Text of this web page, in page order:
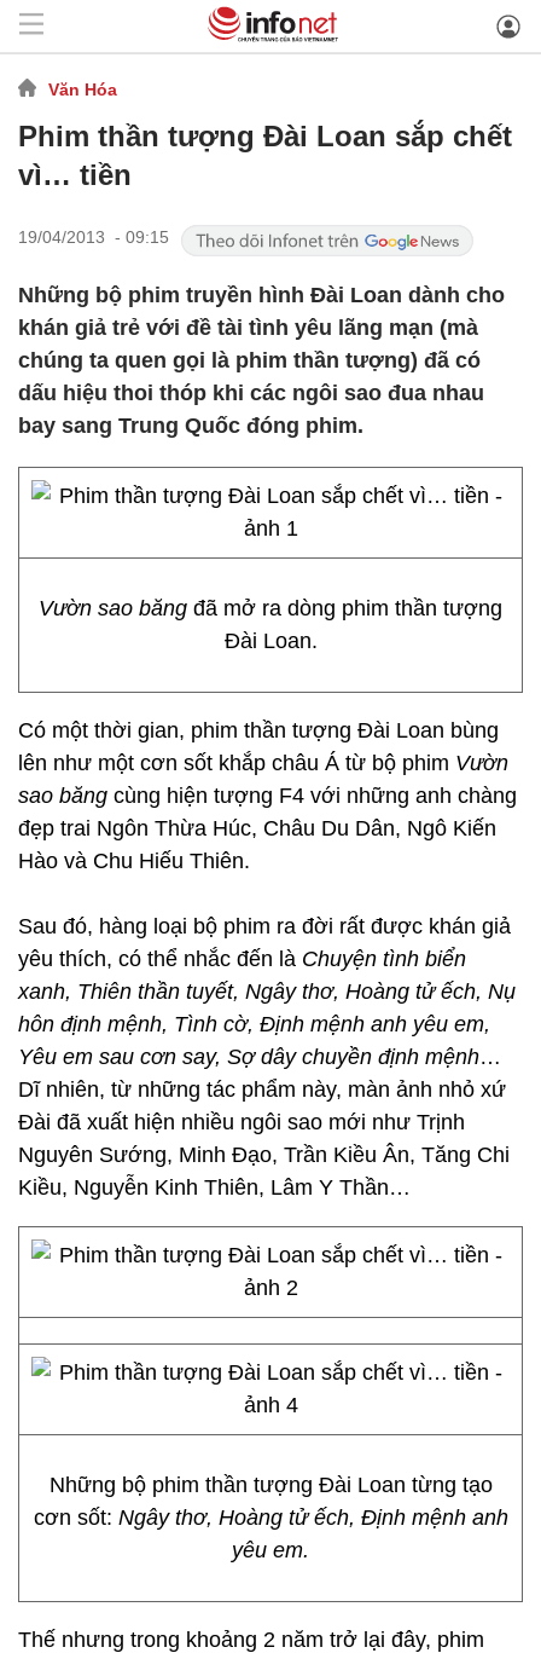
Văn Hóa
Phim thần tượng Đài Loan sắp chết
vì… tiền
19/04/2013 - 09:15
Những bộ phim truyền hình Đài Loan dành cho
khán giả trẻ với đề tài tình yêu lãng mạn (mà
chúng ta quen gọi là phim thần tượng) đã có
dấu hiệu thoi thóp khi các ngôi sao đua nhau
bay sang Trung Quốc đóng phim.
Vườn sao băng đã mở ra dòng phim thần tượng
Đài Loan.
Có một thời gian, phim thần tượng Đài Loan bùng
lên như một cơn sốt khắp châu Á từ bộ phim Vườn
sao băng cùng hiện tượng F4 với những anh chàng
đẹp trai Ngôn Thừa Húc, Châu Du Dân, Ngô Kiến
Hào và Chu Hiếu Thiên.
Sau đó, hàng loại bộ phim ra đời rất được khán giả
yêu thích, có thể nhắc đến là Chuyện tình biển
xanh, Thiên thần tuyết, Ngây thơ, Hoàng tử ếch, Nụ
hôn định mệnh, Tình cờ, Định mệnh anh yêu em,
Yêu em sau cơn say, Sợ dây chuyền định mệnh…
Dĩ nhiên, từ những tác phẩm này, màn ảnh nhỏ xứ
Đài đã xuất hiện nhiều ngôi sao mới như Trịnh
Nguyên Sướng, Minh Đạo, Trần Kiều Ân, Tăng Chi
Kiều, Nguyễn Kinh Thiên, Lâm Y Thần…
Những bộ phim thần tượng Đài Loan từng tạo
cơn sốt: Ngây thơ, Hoàng tử ếch, Định mệnh anh
yêu em.
Thế nhưng trong khoảng 2 năm trở lại đây, phim